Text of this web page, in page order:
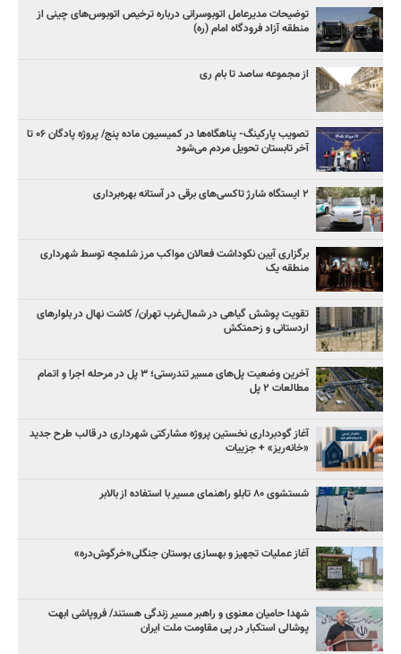
توضیحات مدیرعامل اتوبوسرانی درباره ترخیص اتوبوس‌های چینی از
منطقه آزاد فرودگاه امام (ره)
از مجموعه ساصد تا بام ری
تصویب پارکینگ- پناهگاه‌ها در کمیسیون ماده پنج/ پروژه پادگان ۰۶ تا
آخر تابستان تحویل مردم می‌شود
۲ ایستگاه شارژ تاکسی‌های برقی در آستانه بهره‌برداری
برگزاری آیین نکوداشت فعالان مواکب مرز شلمچه توسط شهرداری
منطقه یک
تقویت پوشش گیاهی در شمال‌غرب تهران/ کاشت نهال در بلوارهای
اردستانی و زحمتکش
آخرین وضعیت پل‌های مسیر تندرستی؛ ۳ پل در مرحله اجرا و اتمام
مطالعات ۲ پل
آغاز گودبرداری نخستین پروژه مشارکتی شهرداری در قالب طرح جدید
«خانه‌ریز» + جزییات
شستشوی ۸۰ تابلو راهنمای مسیر با استفاده از بالابر
آغاز عملیات تجهیز و بهسازی بوستان جنگلی«خرگوش‌دره»
شهدا حامیان معنوی و راهبر مسیر زندگی هستند/ فروپاشی ابهت
پوشالی استکبار در پی مقاومت ملت ایران